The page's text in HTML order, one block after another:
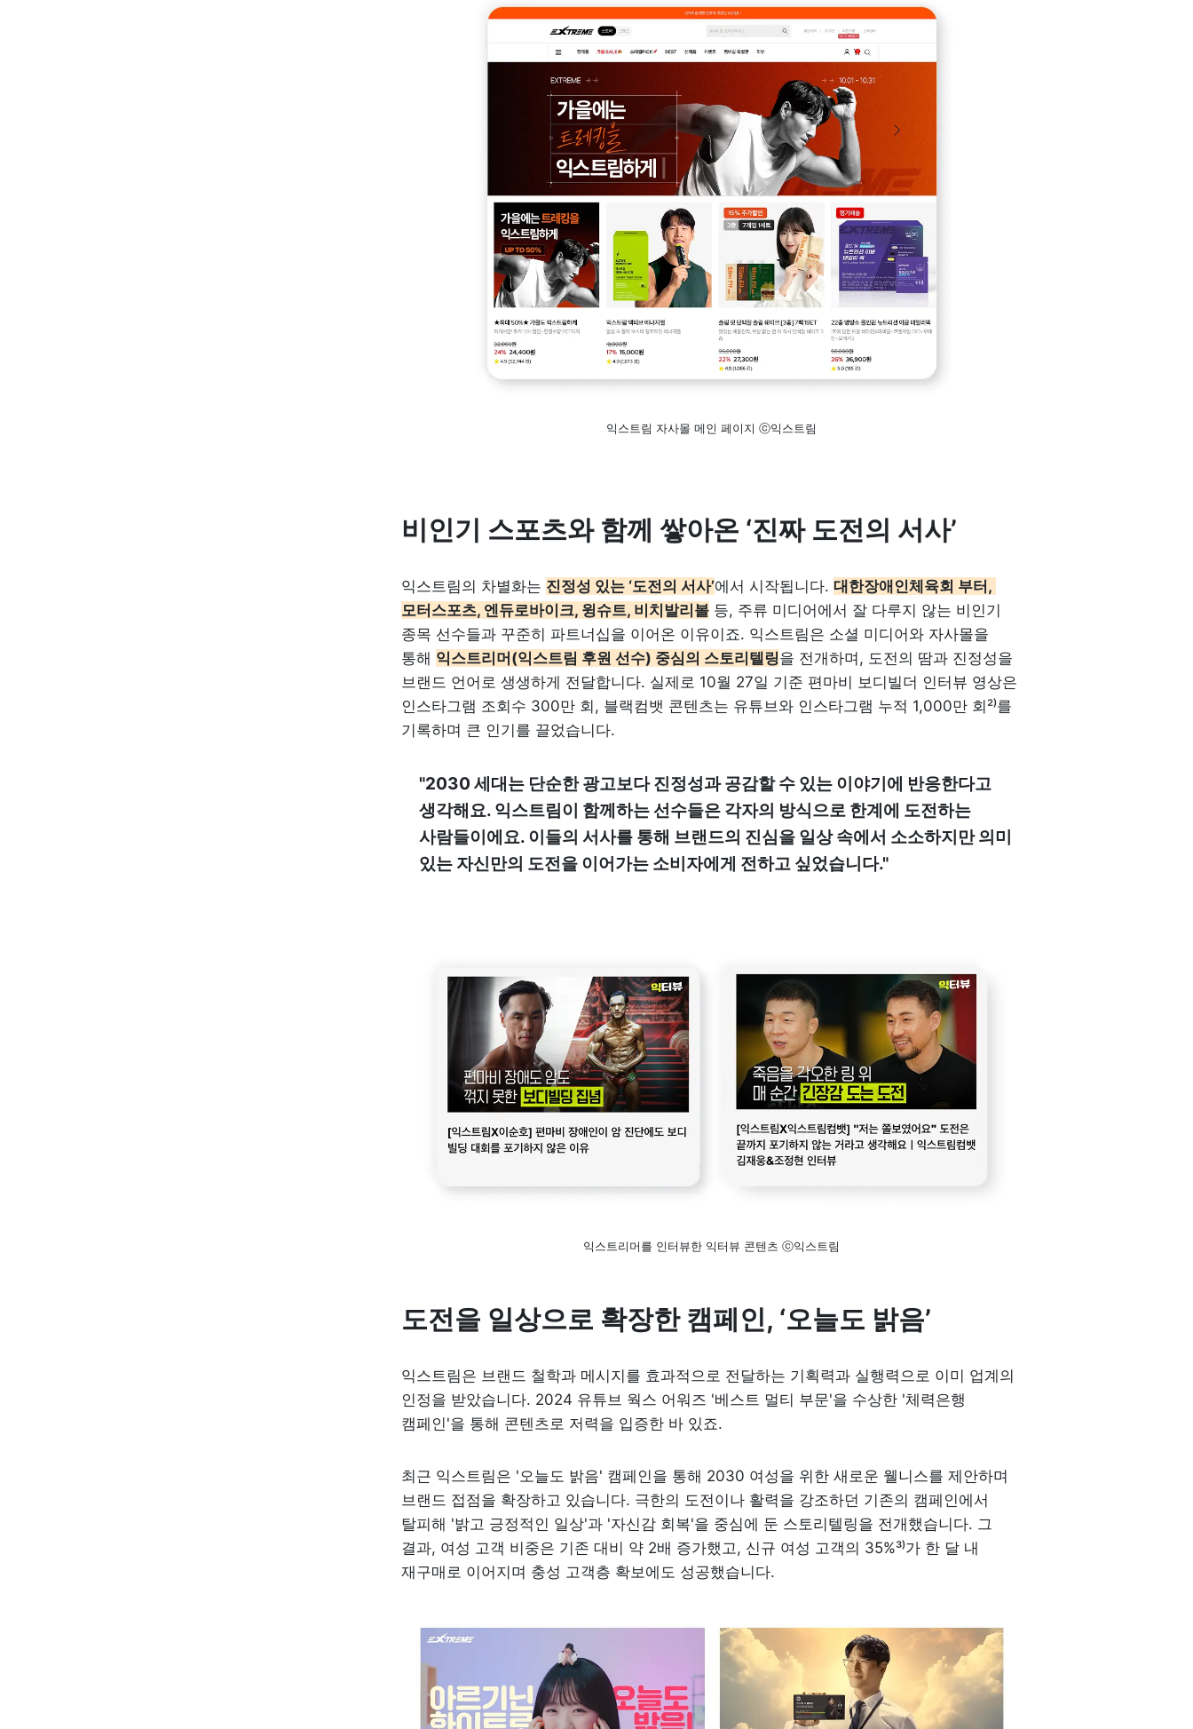
익스트림 자사몰 메인 페이지 ⓒ익스트림
비인기 스포츠와 함께 쌓아온 ‘진짜 도전의 서사’
익스트림의 차별화는 진정성 있는 ‘도전의 서사’에서 시작됩니다. 대한장애인체육회 부터,
모터스포츠, 엔듀로바이크, 윙슈트, 비치발리볼 등, 주류 미디어에서 잘 다루지 않는 비인기
종목 선수들과 꾸준히 파트너십을 이어온 이유이죠. 익스트림은 소셜 미디어와 자사몰을
통해 익스트리머(익스트림 후원 선수) 중심의 스토리텔링을 전개하며, 도전의 땀과 진정성을
브랜드 언어로 생생하게 전달합니다. 실제로 10월 27일 기준 편마비 보디빌더 인터뷰 영상은
인스타그램 조회수 300만 회, 블랙컴뱃 콘텐츠는 유튜브와 인스타그램 누적 1,000만 회²⁾를
기록하며 큰 인기를 끌었습니다.
"2030 세대는 단순한 광고보다 진정성과 공감할 수 있는 이야기에 반응한다고
생각해요. 익스트림이 함께하는 선수들은 각자의 방식으로 한계에 도전하는
사람들이에요. 이들의 서사를 통해 브랜드의 진심을 일상 속에서 소소하지만 의미
있는 자신만의 도전을 이어가는 소비자에게 전하고 싶었습니다."
익스트리머를 인터뷰한 익터뷰 콘텐츠 ⓒ익스트림
도전을 일상으로 확장한 캠페인, ‘오늘도 밝음’
익스트림은 브랜드 철학과 메시지를 효과적으로 전달하는 기획력과 실행력으로 이미 업계의
인정을 받았습니다. 2024 유튜브 웍스 어워즈 '베스트 멀티 부문'을 수상한 '체력은행
캠페인'을 통해 콘텐츠로 저력을 입증한 바 있죠.
최근 익스트림은 '오늘도 밝음' 캠페인을 통해 2030 여성을 위한 새로운 웰니스를 제안하며
브랜드 접점을 확장하고 있습니다. 극한의 도전이나 활력을 강조하던 기존의 캠페인에서
탈피해 '밝고 긍정적인 일상'과 '자신감 회복'을 중심에 둔 스토리텔링을 전개했습니다. 그
결과, 여성 고객 비중은 기존 대비 약 2배 증가했고, 신규 여성 고객의 35%³⁾가 한 달 내
재구매로 이어지며 충성 고객층 확보에도 성공했습니다.